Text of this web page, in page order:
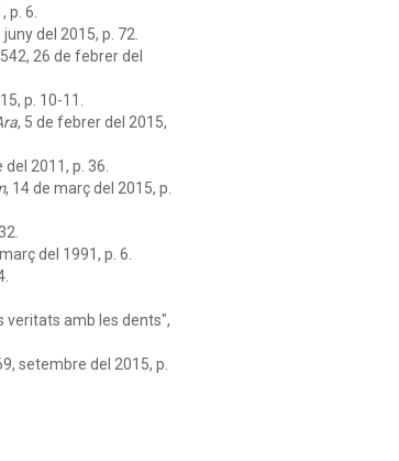
p. 6.
del 2015, p. 72.
26 de febrer del
p. 10-11.
, 5 de febrer del 2015,
2011, p. 36.
, 14 de març del 2015, p.
del 1991, p. 6.
veritats amb les dents",
setembre del 2015, p.